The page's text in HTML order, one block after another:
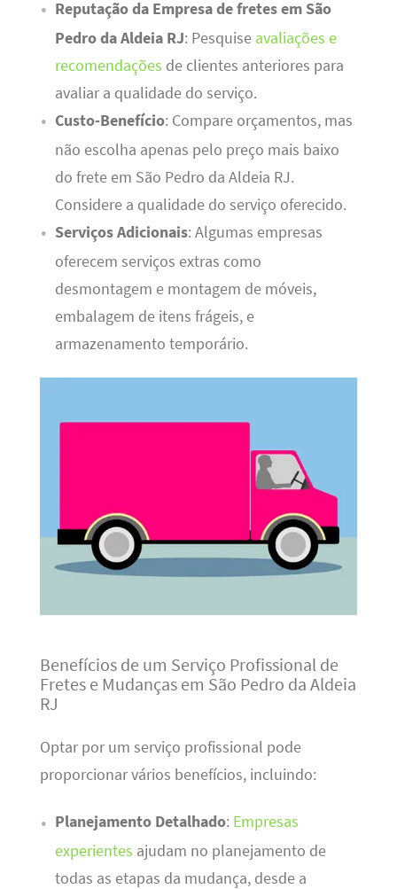
Reputação da Empresa de fretes em São
Pedro da Aldeia RJ: Pesquise avaliações e
recomendações de clientes anteriores para
avaliar a qualidade do serviço.
Custo-Benefício: Compare orçamentos, mas
não escolha apenas pelo preço mais baixo
do frete em São Pedro da Aldeia RJ.
Considere a qualidade do serviço oferecido.
Serviços Adicionais: Algumas empresas
oferecem serviços extras como
desmontagem e montagem de móveis,
embalagem de itens frágeis, e
armazenamento temporário.
Benefícios de um Serviço Profissional de
Fretes e Mudanças em São Pedro da Aldeia
RJ
Optar por um serviço profissional pode
proporcionar vários benefícios, incluindo:
Planejamento Detalhado: Empresas
experientes ajudam no planejamento de
todas as etapas da mudança, desde a